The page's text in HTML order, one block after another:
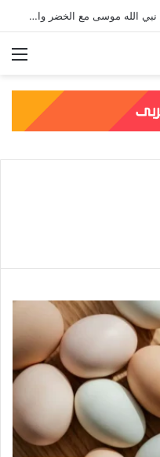
رحلة كليم الله مع العبد الصالح: قصة نبي الله موسى مع الخضر والدروس المستفادة منها